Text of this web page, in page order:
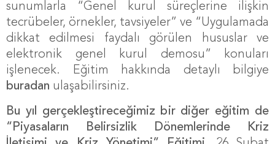
sunumlarla “Genel kurul süreçlerine ilişkin
tecrübeler, örnekler, tavsiyeler” ve “Uygulamada
dikkat edilmesi faydalı görülen hususlar ve
elektronik genel kurul demosu” konuları
işlenecek. Eğitim hakkında detaylı bilgiye
buradan ulaşabilirsiniz.
Bu yıl gerçekleştireceğimiz bir diğer eğitim de
“Piyasaların Belirsizlik Dönemlerinde Kriz